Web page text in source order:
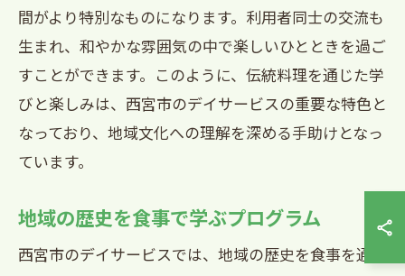
間がより特別なものになります。利用者同士の交流も
生まれ、和やかな雰囲気の中で楽しいひとときを過ご
すことができます。このように、伝統料理を通じた学
びと楽しみは、西宮市のデイサービスの重要な特色と
なっており、地域文化への理解を深める手助けとなっ
ています。
地域の歴史を食事で学ぶプログラム
西宮市のデイサービスでは、地域の歴史を食事を通じ